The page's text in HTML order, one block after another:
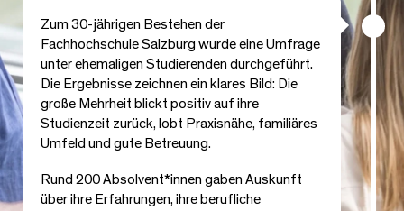
Zum 30-jährigen Bestehen der
Fachhochschule Salzburg wurde eine Umfrage
unter ehemaligen Studierenden durchgeführt.
Die Ergebnisse zeichnen ein klares Bild: Die
große Mehrheit blickt positiv auf ihre
Studienzeit zurück, lobt Praxisnähe, familiäres
Umfeld und gute Betreuung.
Rund 200 Absolvent*innen gaben Auskunft
über ihre Erfahrungen, ihre berufliche